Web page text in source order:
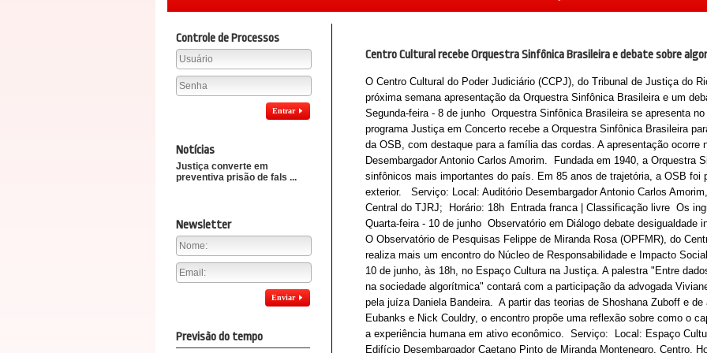
Controle de Processos
Entrar
Notícias
Justiça converte em
preventiva prisão de fals ...
Newsletter
Enviar
Previsão do tempo
Centro Cultural recebe Orquestra Sinfônica Brasileira e debate sobre
O Centro Cultural do Poder Judiciário (CCPJ), do Tribunal de Justiça do
próxima semana apresentação da Orquestra Sinfônica Brasileira e um
Segunda-feira - 8 de junho Orquestra Sinfônica Brasileira se apresenta
programa Justiça em Concerto recebe a Orquestra Sinfônica Brasileira
da OSB, com destaque para a família das cordas. A apresentação ocorre
Desembargador Antonio Carlos Amorim. Fundada em 1940, a Orquestra
sinfônicos mais importantes do país. Em 85 anos de trajetória, a OSB foi
exterior. Serviço: Local: Auditório Desembargador Antonio Carlos
Central do TJRJ; Horário: 18h Entrada franca | Classificação livre Os
Quarta-feira - 10 de junho Observatório em Diálogo debate desigualdade
O Observatório de Pesquisas Felippe de Miranda Rosa (OPFMR), do
realiza mais um encontro do Núcleo de Responsabilidade e Impacto
10 de junho, às 18h, no Espaço Cultura na Justiça. A palestra "Entre
na sociedade algorítmica" contará com a participação da advogada
pela juíza Daniela Bandeira. A partir das teorias de Shoshana Zuboff e
Eubanks e Nick Couldry, o encontro propõe uma reflexão sobre como o
a experiência humana em ativo econômico. Serviço: Local: Espaço
Edifício Desembargador Caetano Pinto de Miranda Montenegro, Centro.